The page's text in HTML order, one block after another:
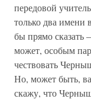
передовой
только два имени
бы прямо сказать
может, особым
чествовать
Но, может быть,
скажу, что